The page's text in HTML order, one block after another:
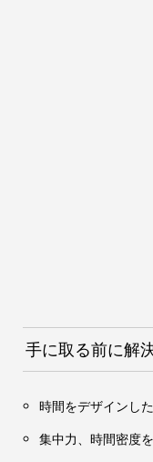
手に取る前に解
時間をデザインし
集中力、時間密度